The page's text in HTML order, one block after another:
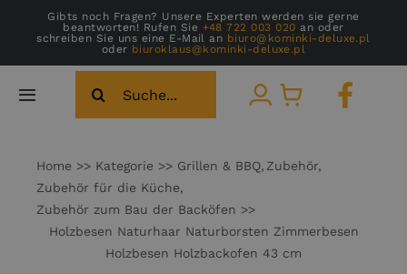
Inhalt
springen
Gibts noch Fragen? Unsere Experten werden sie gerne
beantworten! Rufen Sie +48 722 003 020 an oder
schreiben Sie uns eine E-Mail an biuro@kominki-deluxe.pl
oder biuroklaus@kominki-deluxe.pl
Toggle
Galerie
Über Uns
nach:
Home Kategorie Grillen & BBQ Zubehör
Zubehör für die Küche
Zubehör zum Bau der Backöfen
Holzbesen Naturhaar Naturborsten Zimmerbesen
Holzbesen Holzbackofen 43 cm